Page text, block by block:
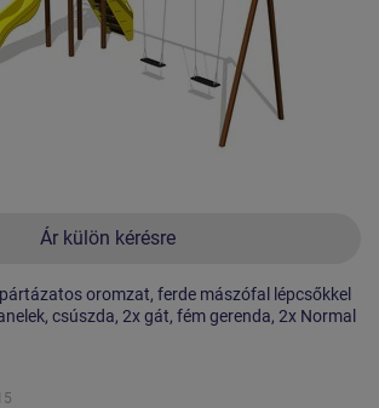
Ár külön kérésre
oromzat, ferde mászófal lépcsőkkel
csúszda, 2x gát, fém gerenda, 2x Normal